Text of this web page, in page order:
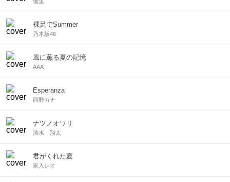
裸足でSummer
乃木坂46
風に薫る夏の記憶
AAA
Esperanza
西野カナ
ナツノオワリ
清水 翔太
君がくれた夏
家入レオ